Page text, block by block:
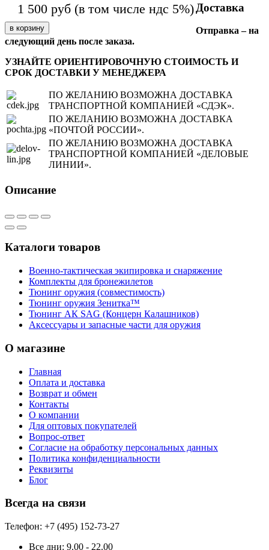
1 500 руб (в том числе ндс 5%) Доставка
Отправка – на
следующий день после заказа.
УЗНАЙТЕ ОРИЕНТИРОВОЧНУЮ СТОИМОСТЬ И
СРОК ДОСТАВКИ У МЕНЕДЖЕРА
ПО ЖЕЛАНИЮ ВОЗМОЖНА ДОСТАВКА
ТРАНСПОРТНОЙ КОМПАНИЕЙ «СДЭК».
ПО ЖЕЛАНИЮ ВОЗМОЖНА ДОСТАВКА
«ПОЧТОЙ РОССИИ».
ПО ЖЕЛАНИЮ ВОЗМОЖНА ДОСТАВКА
ТРАНСПОРТНОЙ КОМПАНИЕЙ «ДЕЛОВЫЕ
ЛИНИИ».
Описание
Каталоги товаров
Военно-тактическая экипировка и снаряжение
Комплекты для бронежилетов
Тюнинг оружия (совместимость)
Тюнинг оружия Зенитка™
Тюнинг АК SAG (Концерн Калашников)
Аксессуары и запасные части для оружия
О магазине
Главная
Оплата и доставка
Возврат и обмен
Контакты
О компании
Для оптовых покупателей
Вопрос-ответ
Согласие на обработку персональных данных
Политика конфиденциальности
Реквизиты
Блог
Всегда на связи
Телефон: +7 (495) 152-73-27
Все дни: 9.00 - 22.00